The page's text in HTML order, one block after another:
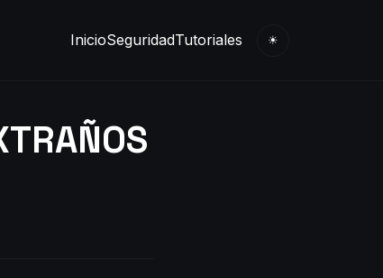
InicioSeguridadTutoriales ☀